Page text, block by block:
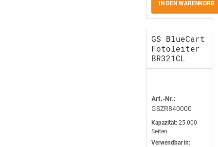
IN DEN WARENKORB
GS BlueCart
Fotoleiter
BR321CL
Art.-Nr.:
GSZR840000
Kapazität: 25.000
Seiten
Verwendbar in: